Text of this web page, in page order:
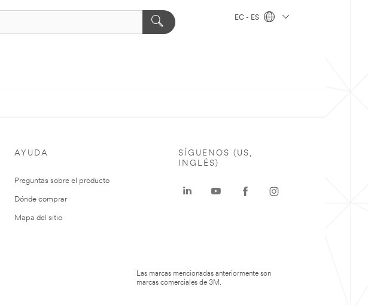
EC - ES
AYUDA
Preguntas sobre el producto
Dónde comprar
Mapa del sitio
SÍGUENOS (US,
INGLÉS)
Las marcas mencionadas anteriormente son
marcas comerciales de 3M.